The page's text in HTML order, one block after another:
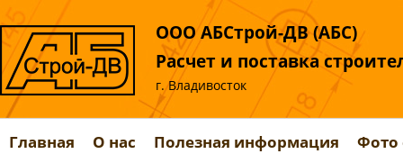
ООО АБСтрой-ДВ (АБС)
Расчет и поставка
г. Владивосток
Главная О нас Полезная информация Фото